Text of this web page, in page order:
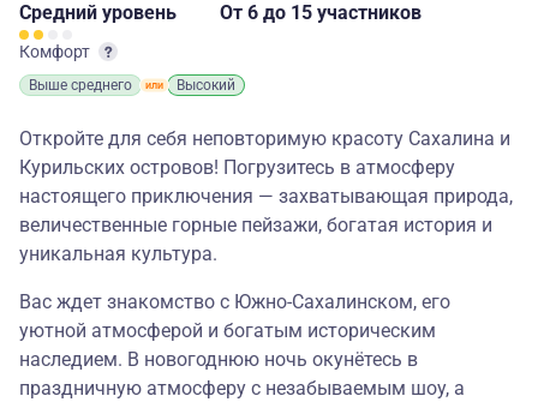
Средний уровень
Комфорт
Выше среднего Высокий
От 6 до 15 участников
Откройте для себя неповторимую красоту Сахалина и
Курильских островов! Погрузитесь в атмосферу
настоящего приключения — захватывающая природа,
величественные горные пейзажи, богатая история и
уникальная культура.
Вас ждет знакомство с Южно-Сахалинском, его
уютной атмосферой и богатым историческим
наследием. В новогоднюю ночь окунётесь в
праздничную атмосферу с незабываемым шоу, а